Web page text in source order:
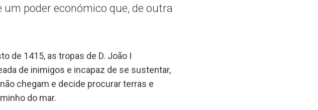
poder económico que, de outra
de 1415, as tropas de D. João I
de inimigos e incapaz de se sustentar,
chegam e decide procurar terras e
do mar.